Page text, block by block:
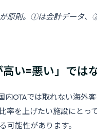
が原則。①は会計データ
い=悪い」では
内OTAでは取れない海外
率を上げたい施設にとっ
可能性があります。